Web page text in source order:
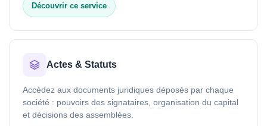
Découvrir ce service
Actes & Statuts
Accédez aux documents juridiques déposés par chaque
société : pouvoirs des signataires, organisation du capital
et décisions des assemblées.